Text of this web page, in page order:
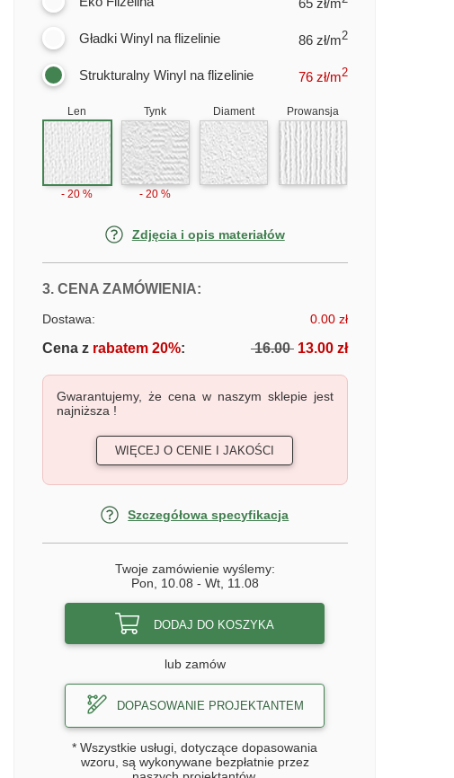
Gładki Winyl na flizelinie 86 zł/m2
Strukturalny Winyl na flizelinie 76zł/m2
Len
- 20 %
Tynk
- 20 %
Diament Prowansja
Zdjęcia i opis materiałów
3. CENA ZAMÓWIENIA:FOTOTAPETY LIŚCIE PALMOWE,
Dostawa: 0.00 zł
Cena zrabatem 20%: 16.0013.00 zł
Gwarantujemy, że cena w naszym sklepie jest
najniższa !
WIĘCEJ O CENIE I JAKOŚCI
Szczegółowa specyfikacja
Twoje zamówienie wyślemy:
Pon, 10.08 - Wt, 11.08
DODAJ DO KOSZYKA
lub zamów
DOPASOWANIE PROJEKTANTEM
* Wszystkie usługi, dotyczące dopasowania
wzoru, są wykonywane bezpłatnie przez